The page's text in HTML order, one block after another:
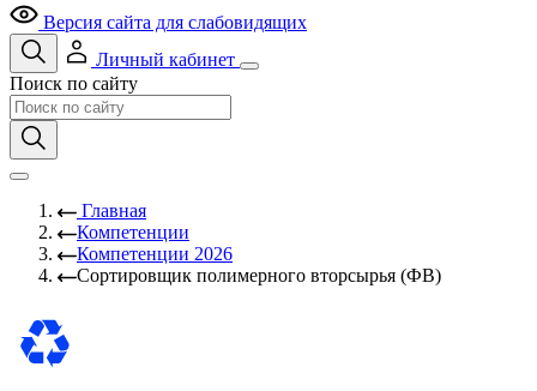
Версия сайта для слабовидящих
Личный кабинет
Поиск по сайту
Главная
Компетенции
Компетенции 2026
Сортировщик полимерного вторсырья (ФВ)